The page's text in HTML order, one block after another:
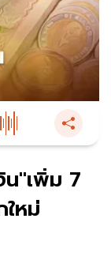
"เพิ่ม 7
หม่